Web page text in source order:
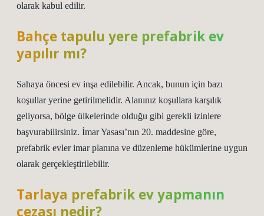
olarak kabul edilir.
Bahçe tapulu yere prefabrik ev
yapılır mı?
Sahaya öncesi ev inşa edilebilir. Ancak, bunun için bazı
koşullar yerine getirilmelidir. Alanınız koşullara karşılık
geliyorsa, bölge ülkelerinde olduğu gibi gerekli izinlere
başvurabilirsiniz. İmar Yasası’nın 20. maddesine göre,
prefabrik evler imar planına ve düzenleme hükümlerine uygun
olarak gerçekleştirilebilir.
Tarlaya prefabrik ev yapmanın
cezası nedir?